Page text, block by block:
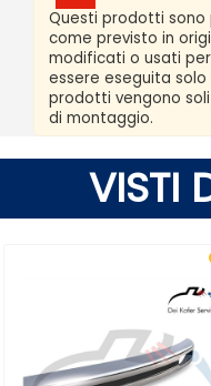
Questi prodotti
come previsto in
modificati o usati
essere eseguita
prodotti vengono
di montaggio.
VISTI